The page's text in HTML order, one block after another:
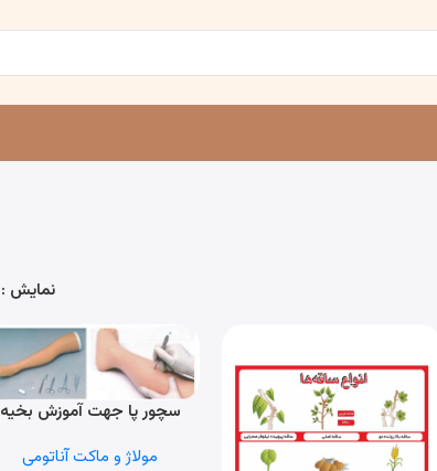
نمایش
اطلاعات بیشتر
سچور پا جهت آموزش بخیه
مولاژ و ماکت آناتومی